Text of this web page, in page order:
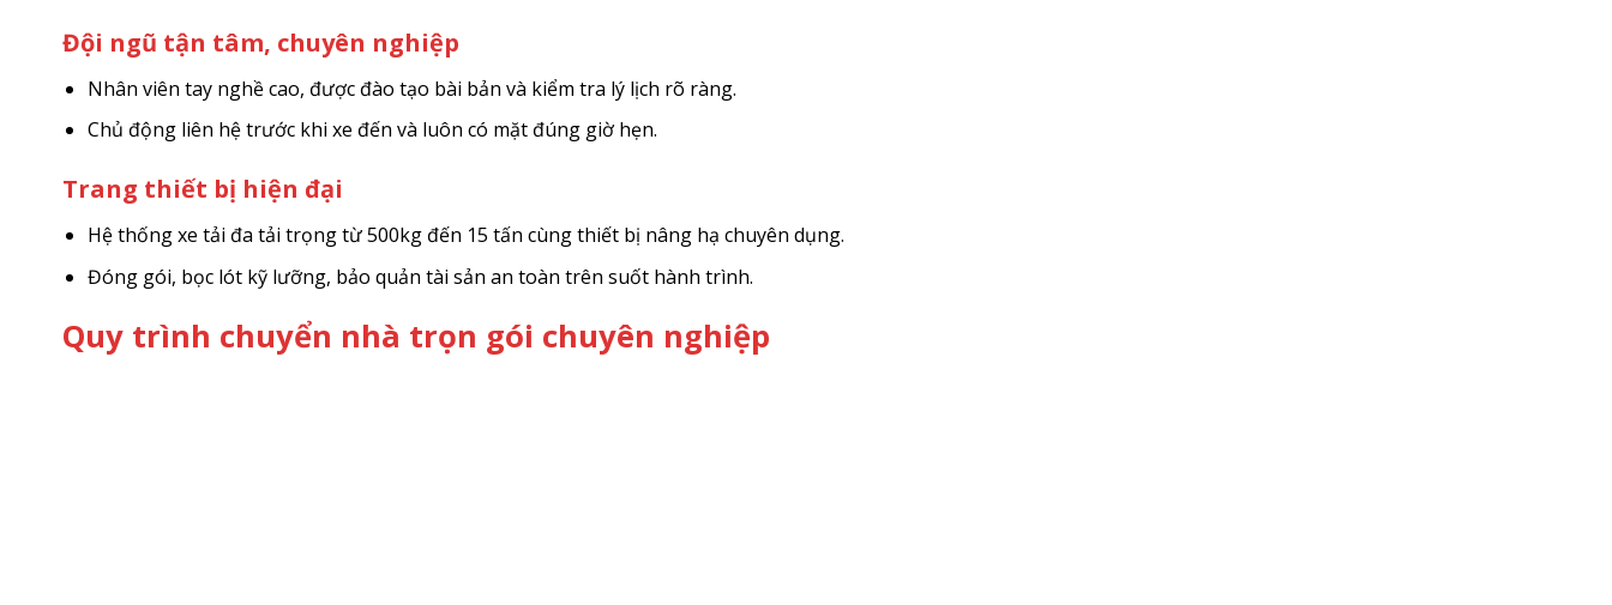
Đội ngũ tận tâm, chuyên nghiệp
Nhân viên tay nghề cao, được đào tạo bài bản và kiểm tra lý lịch rõ ràng.
Chủ động liên hệ trước khi xe đến và luôn có mặt đúng giờ hẹn.
Trang thiết bị hiện đại
Hệ thống xe tải đa tải trọng từ 500kg đến 15 tấn cùng thiết bị nâng hạ chuyên dụng.
Đóng gói, bọc lót kỹ lưỡng, bảo quản tài sản an toàn trên suốt hành trình.
Quy trình chuyển nhà trọn gói chuyên nghiệp